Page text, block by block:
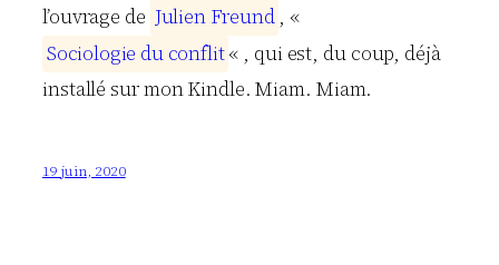
l’ouvrage de Julien Freund , «
Sociologie du conflit« , qui est, du coup, déjà
installé sur mon Kindle. Miam. Miam.
19 juin, 2020